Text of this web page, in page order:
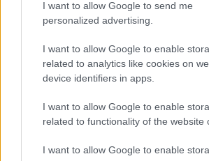
I want to allow Google to send me
personalized advertising.
I want to allow Google to enable
related to analytics like cookies on
device identifiers in apps.
I want to allow Google to enable
related to functionality of the website
I want to allow Google to enable
giochi sta cambiando le sorti degli